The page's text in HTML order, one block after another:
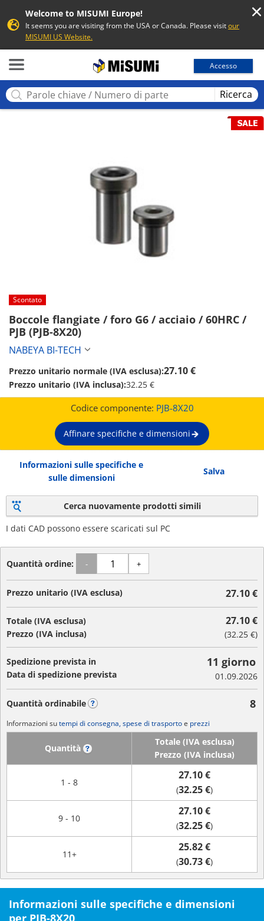
Welcome to MISUMI Europe!
It seems you are visiting from the USA or Canada. Please visitour
MISUMI US Website.
Accesso
Ricerca
Scontato
Boccole flangiate / foro G6 / acciaio / 60HRC /
PJB (PJB-8X20)
NABEYA BI-TECH
Prezzo unitario normale (IVA esclusa):27.10 €
Prezzo unitario (IVA inclusa):32.25 €
Codice componente: PJB-8X20
Affinare specifiche e dimensioni
Informazioni sulle specifiche e
sulle dimensioni
Salva
Cerca nuovamente prodotti simili
I dati CAD possono essere scaricati sul PC
Quantità ordine: - +
Prezzo unitario (IVA esclusa) 27.10 €
Totale (IVA esclusa)
Prezzo (IVA inclusa)
27.10 €
(32.25 €)
Spedizione prevista in
Data di spedizione prevista
11 giorno
01.09.2026
Quantità ordinabile 8
Informazioni sutempi di consegna, spese di trasportoe prezzi
Quantità
Totale (IVA esclusa)
Prezzo (IVA inclusa)
1 - 8
27.10 €
(32.25 €)
9 - 10
27.10 €
(32.25 €)
11+
25.82 €
(30.73 €)
Informazioni sulle specifiche e dimensioni
per PJB-8X20